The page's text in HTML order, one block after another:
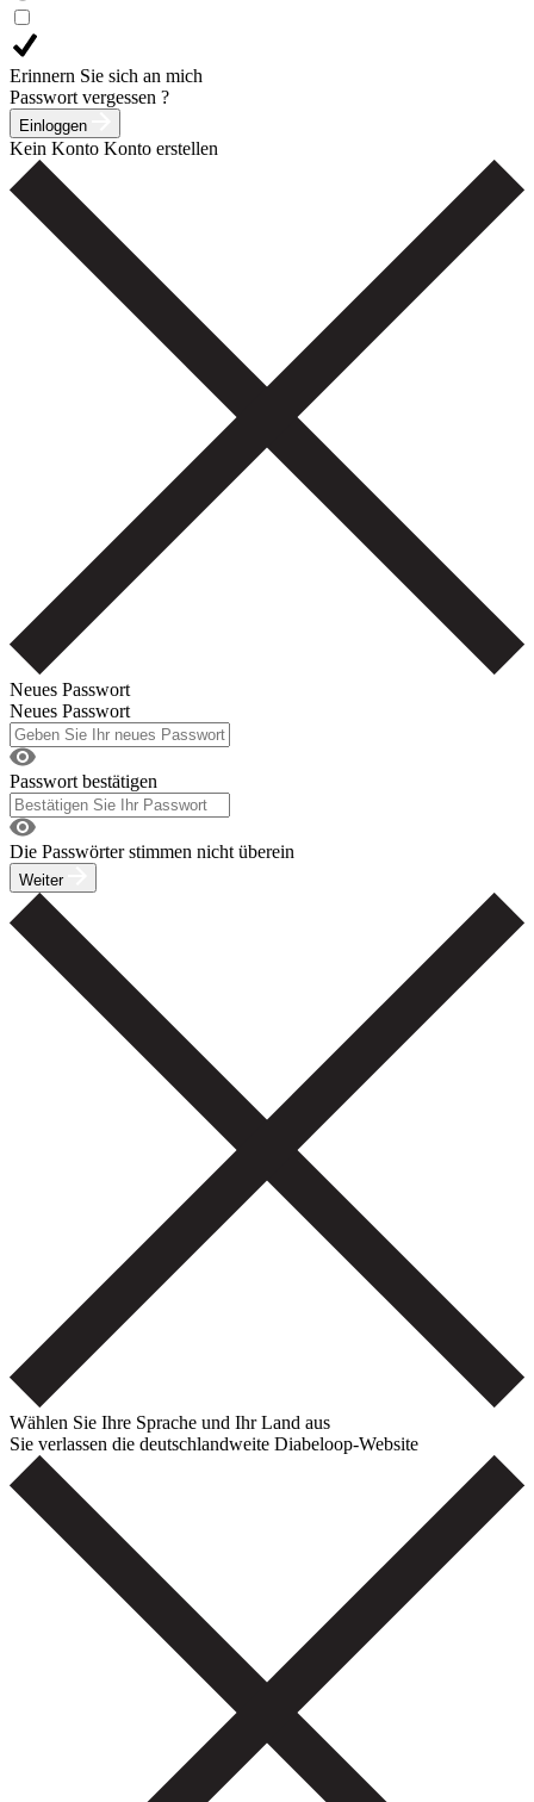
Erinnern Sie sich an mich
Passwort vergessen ?
Einloggen
Kein Konto Konto erstellen
Neues Passwort
Neues Passwort
Passwort bestätigen
Die Passwörter stimmen nicht überein
Weiter
Wählen Sie Ihre Sprache und Ihr Land aus
Sie verlassen die deutschlandweite Diabeloop-Website